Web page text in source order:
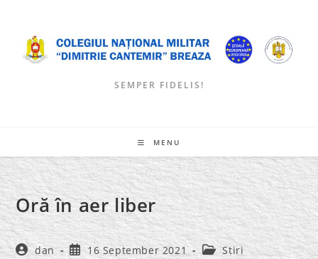
content
SEMPER FIDELIS!
MENU
Oră în aer liber
Postdan
Post16 September 2021
PostStiri